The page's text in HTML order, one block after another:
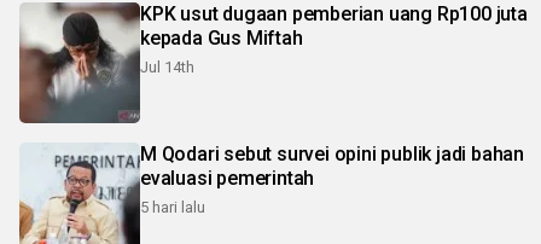
KPK usut dugaan pemberian uang Rp100 juta
kepada Gus Miftah
Jul 14th
M Qodari sebut survei opini publik jadi bahan
evaluasi pemerintah
5 hari lalu